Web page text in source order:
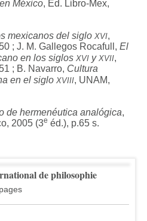
México, Éd. Libro-Mex,
mexicanos del siglo xvi,
; J. M. Gallegos Rocafull, El
en los siglos xvi yxvii,
; B. Navarro, Cultura
en el siglo xviii, UNAM,
de hermenéutica analógica,
2005 (3e éd.), p.65 s.
de philosophie